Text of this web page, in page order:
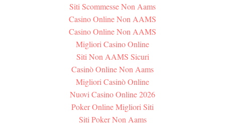
Siti Scommesse Non Aams
Casino Online Non AAMS
Casino Online Non AAMS
Migliori Casino Online
Siti Non AAMS Sicuri
Casinò Online Non Aams
Migliori Casinò Online
Nuovi Casino Online 2026
Poker Online Migliori Siti
Siti Poker Non Aams